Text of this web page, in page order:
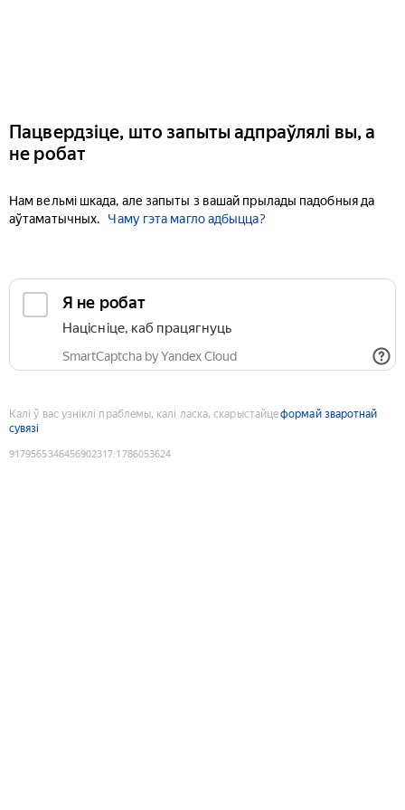
Пацвердзіце, што запыты адпраўлялі вы, а
не робат
Нам вельмі шкада, але запыты з вашай прылады падобныя да
аўтаматычных.
Чаму гэта магло адбыцца?
Я не робат
Націсніце, каб працягнуць
SmartCaptcha by Yandex Cloud
Калі ў вас узніклі праблемы, калі ласка, скарыстайцеформай зваротнай
сувязі
9179565346456902317:1786053624